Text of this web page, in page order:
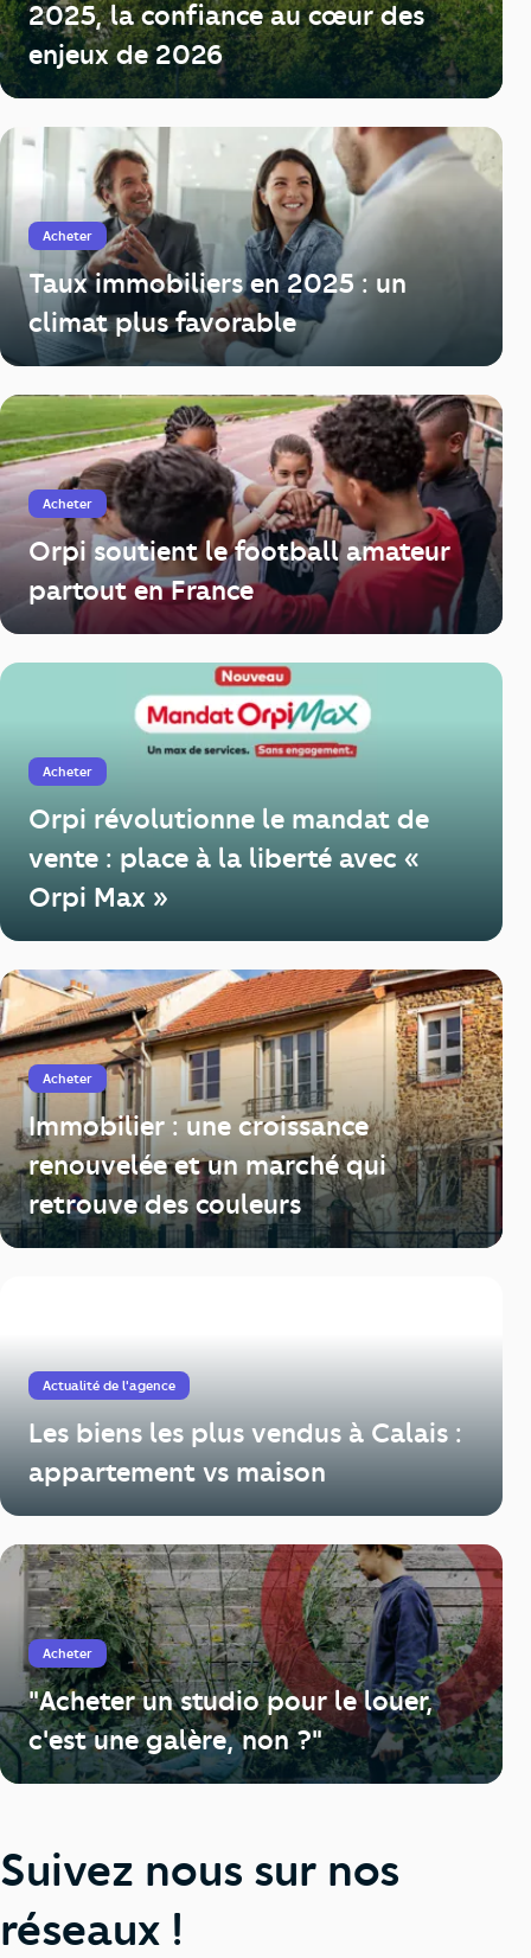
2025, la confiance au cœur des
enjeux de 2026
Acheter
Taux immobiliers en 2025 : un
climat plus favorable
Acheter
Orpi soutient le football amateur
partout en France
Acheter
Orpi révolutionne le mandat de
vente : place à la liberté avec «
Orpi Max »
Acheter
Immobilier : une croissance
renouvelée et un marché qui
retrouve des couleurs
Actualité de l'agence
Les biens les plus vendus à Calais :
appartement vs maison
Acheter
"Acheter un studio pour le louer,
c'est une galère, non ?"
Suivez nous sur nos
réseaux !